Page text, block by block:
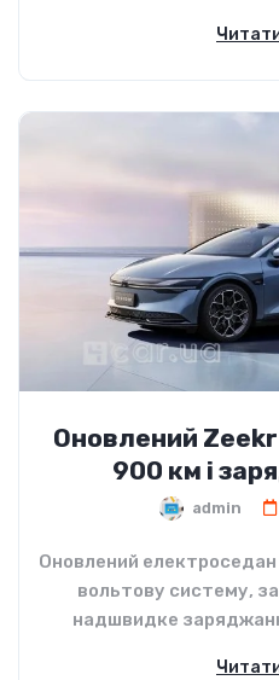
Оновлений
900 км і
admin
Оновлений
вольтову систему,
надшвидке